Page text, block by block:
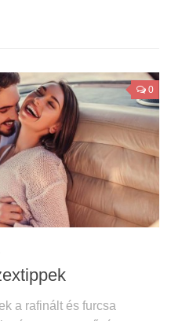
0
a rafinált és furcsa